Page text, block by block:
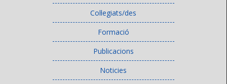
Col·legiats/des
Formació
Publicacions
Noticies